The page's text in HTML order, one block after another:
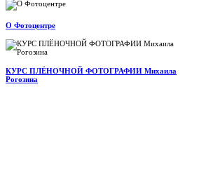
О Фотоцентре
КУРС ПЛЁНОЧНОЙ ФОТОГРАФИИ Михаила
Рогозина